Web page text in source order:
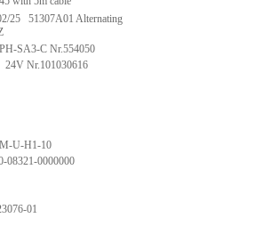
25 51307A01 Alternating
SA3-C Nr.554050
Nr.101030616
U-H1-10
0000000
01